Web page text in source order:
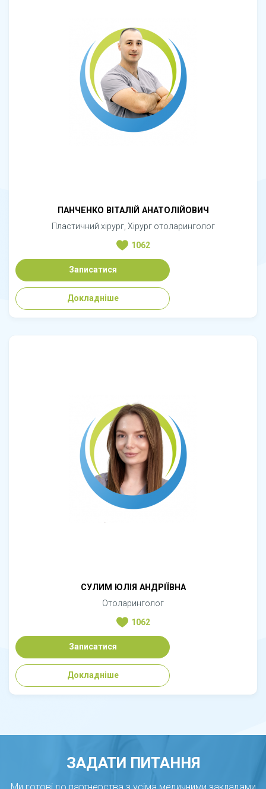
ПАНЧЕНКО ВІТАЛІЙ АНАТОЛІЙОВИЧ
Пластичний хірург, Хірург отоларинголог
1062
Записатися
Докладніше
СУЛИМ ЮЛІЯ АНДРІЇВНА
Отоларинголог
1062
Записатися
Докладніше
ЗАДАТИ ПИТАННЯ